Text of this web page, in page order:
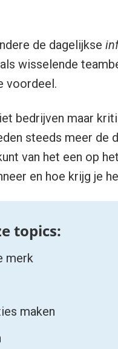
de dagelijkse
wisselende
voordeel.
bedrijven maar
steeds meer de
van het een op
en hoe krijg je
merk
maken